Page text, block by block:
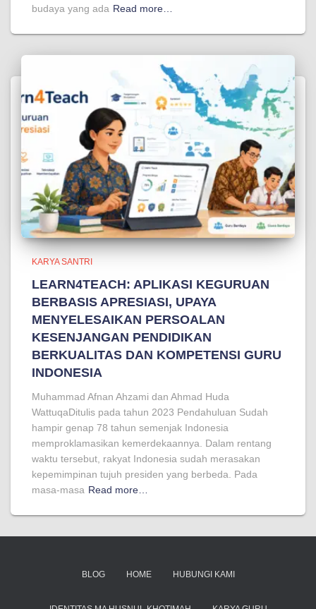
budaya yang ada Read more…
KARYA SANTRI
LEARN4TEACH: APLIKASI KEGURUAN
BERBASIS APRESIASI, UPAYA
MENYELESAIKAN PERSOALAN
KESENJANGAN PENDIDIKAN
BERKUALITAS DAN KOMPETENSI GURU
INDONESIA
Muhammad Afnan Ahzami dan Ahmad Huda
WattuqaDitulis pada tahun 2023 Pendahuluan Sudah
hampir genap 78 tahun semenjak Indonesia
memproklamasikan kemerdekaannya. Dalam rentang
waktu tersebut, rakyat Indonesia sudah merasakan
kepemimpinan tujuh presiden yang berbeda. Pada
masa-masa Read more…
BLOG HOME HUBUNGI KAMI